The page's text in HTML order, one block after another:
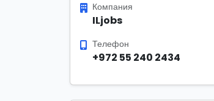
Компания
ILjobs
Телефон
+972 55 240 2434